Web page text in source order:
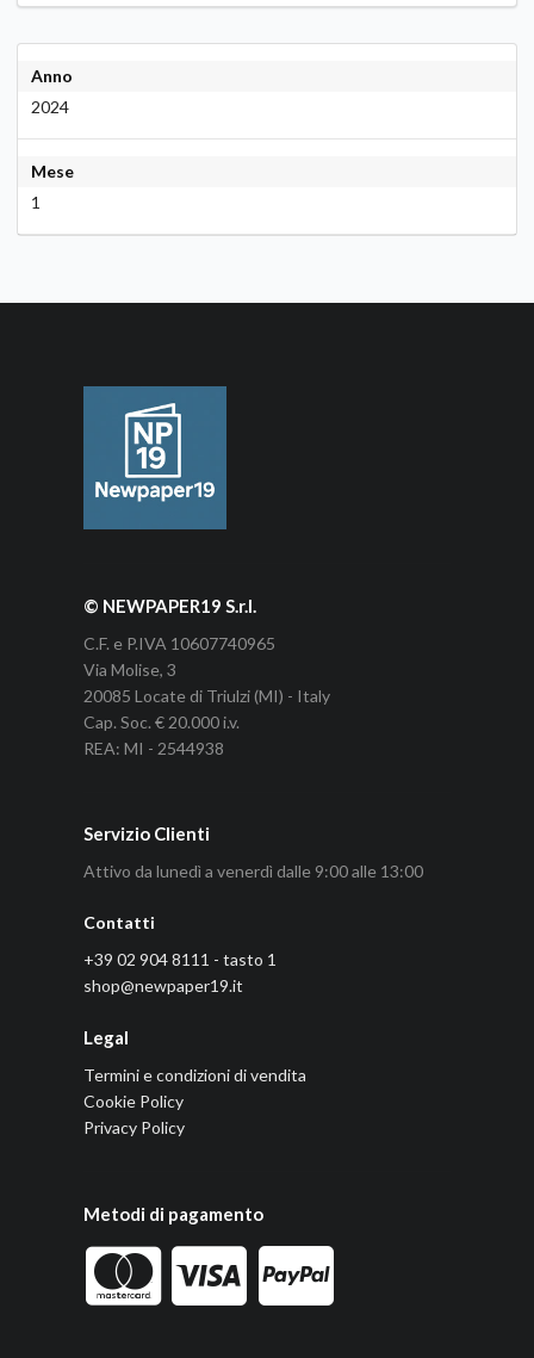
Anno
2024
Mese
1
© NEWPAPER19 S.r.l.
C.F. e P.IVA 10607740965
Via Molise, 3
20085 Locate di Triulzi (MI) - Italy
Cap. Soc. € 20.000 i.v.
REA: MI - 2544938
Servizio Clienti
Attivo da lunedì a venerdì dalle 9:00 alle 13:00
Contatti
+39 02 904 8111 - tasto 1
shop@newpaper19.it
Legal
Termini e condizioni di vendita
Cookie Policy
Privacy Policy
Metodi di pagamento